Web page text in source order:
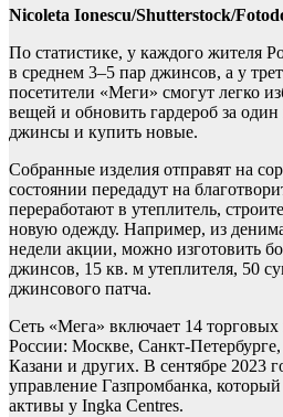
Nicoleta Ionescu/Shutterstock/
По статистике, у каждого жителя
в среднем 3–5 пар джинсов, а у
посетители «Меги» смогут легко
вещей и обновить гардероб за один
джинсы и купить новые.
Собранные изделия отправят на
состоянии передадут на
переработают в утеплитель,
новую одежду. Например, из
недели акции, можно изготовить
джинсов, 15 кв. м утеплителя, 50
джинсового патча.
Сеть «Мега» включает 14 торговых
России: Москве, Санкт-
Казани и других. В сентябре 2023
управление Газпромбанка,
активы у Ingka Centres.